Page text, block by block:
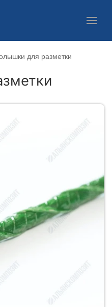
для разметки